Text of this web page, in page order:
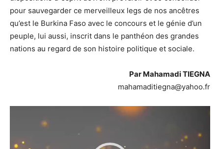
pour sauvegarder ce merveilleux legs de nos ancêtres
qu’est le Burkina Faso avec le concours et le génie d’un
peuple, lui aussi, inscrit dans le panthéon des grandes
nations au regard de son histoire politique et sociale.
Par Mahamadi TIEGNA
mahamaditiegna@yahoo.fr
Lecteur